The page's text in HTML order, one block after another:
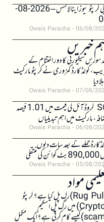
ڈیلی کرپٹو نیوز اینالائسس – 2026-08-
Owais Paracha 06/08/
خبریں
سورس سیکیورٹی کا دور اختتام کے
کولڈ کارڈ کمزوری نے کرپٹو مارکیٹ
دیا
Owais Paracha 07/08/
SC کروڈ آئل کی قیمت میں 1.01 فیصد
مارکیٹ میں اہم تبدیلیاں
Owais Paracha 06/08/
حملے کے بعد سات دنوں
منتقلی
Owais Paracha 05/08/
مواد(Rug Pull)رگ پل کیا ہے؟ کرپٹو
(Crypto) میں رگ پل اسکیم
(scam)کیسے کام کرتی ہے؟ ایک مکمل